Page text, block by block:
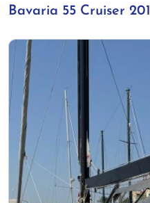
Bavaria 55 Cruiser